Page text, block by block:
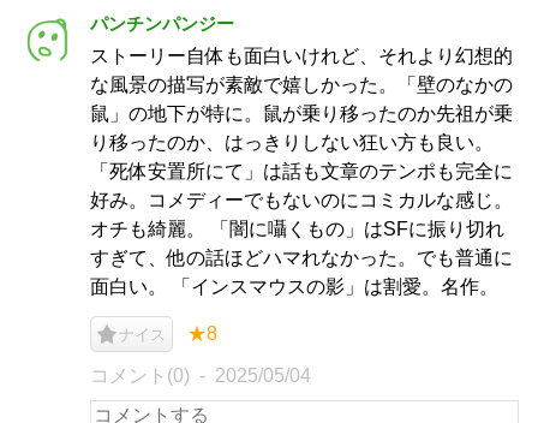
パンチンパンジー
ストーリー自体も面白いけれど、それより幻想的
な風景の描写が素敵で嬉しかった。「壁のなかの
鼠」の地下が特に。鼠が乗り移ったのか先祖が乗
り移ったのか、はっきりしない狂い方も良い。
「死体安置所にて」は話も文章のテンポも完全に
好み。コメディーでもないのにコミカルな感じ。
オチも綺麗。 「闇に囁くもの」はSFに振り切れ
すぎて、他の話ほどハマれなかった。でも普通に
面白い。 「インスマウスの影」は割愛。名作。
ナイス ★8
コメント(0) 2025/05/04